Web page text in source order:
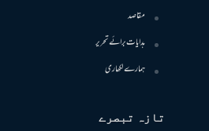
مقاصد
ہدایات برائے تحریر
ہمارے لکھاری
تازہ تبصرے